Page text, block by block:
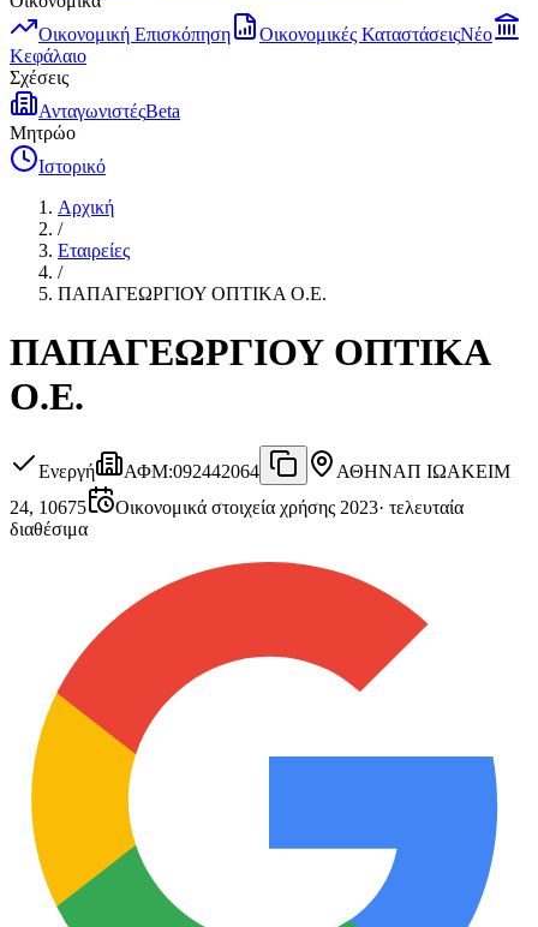
Οικονομική Επισκόπηση
Οικονομικές ΚαταστάσειςΝέο
Κεφάλαιο
Σχέσεις
ΑνταγωνιστέςBeta
Μητρώο
Ιστορικό
Αρχική
/
Εταιρείες
/
ΠΑΠΑΓΕΩΡΓΙΟΥ ΟΠΤΙΚΑ Ο.Ε.
ΠΑΠΑΓΕΩΡΓΙΟΥ ΟΠΤΙΚΑ
Ο.Ε.
Ενεργή ΑΦΜ:092442064 ΑΘΗΝΑΠ ΙΩΑΚΕΙΜ
24, 10675
Οικονομικά στοιχεία χρήσης 2023· τελευταία
διαθέσιμα